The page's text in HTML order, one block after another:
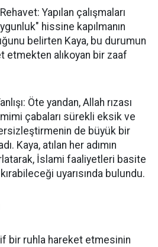
Yapılan çalışmaları
hissine kapılmanın
belirten Kaya, bu durumun
etmekten alıkoyan bir zaaf
Öte yandan, Allah rızası
çabaları sürekli eksik ve
de büyük bir
Kaya, atılan her adımın
İslami faaliyetleri basite
uyarısında bulundu.
bir ruhla hareket etmesinin